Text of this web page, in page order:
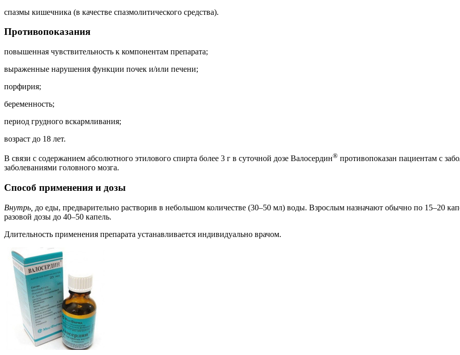
спазмы кишечника (в качестве спазмолитического средства).
Противопоказания
повышенная чувствительность к компонентам препарата;
выраженные нарушения функции почек и/или печени;
порфирия;
беременность;
период грудного вскармливания;
возраст до 18 лет.
В связи с содержанием абсолютного этилового спирта более 3 г в суточной дозе Валосердин® противопоказан пациентам с
заболеваниями головного мозга.
Способ применения и дозы
Внутрь, до еды, предварительно растворив в небольшом количестве (30–50 мл) воды. Взрослым назначают обычно по 15–20
разовой дозы до 40–50 капель.
Длительность применения препарата устанавливается индивидуально врачом.